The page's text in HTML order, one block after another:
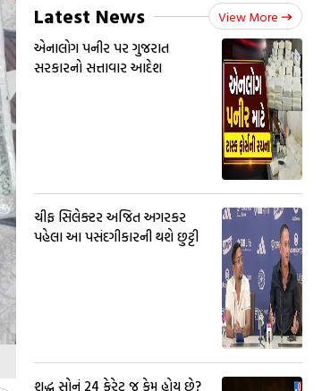
Latest News View More
એનાલોગ પનીર પર ગુજરાત
સરકારનો સત્તાવાર આદેશ
ચીફ સિલેક્ટર અજિત અગરકર
પહેલા આ પસંદગીકારની થશે છુટ્ટી
શુદ્ધ સોનું 24 કેરેટ જ કેમ હોય છે?